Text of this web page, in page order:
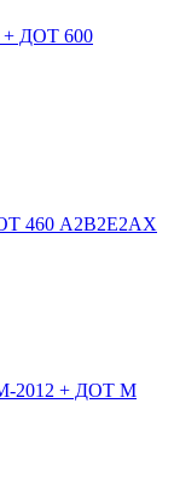
ДОТ 600
460 A2B2E2AX
2012 + ДОТ М